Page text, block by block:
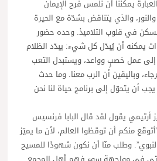
يمكننا أن نلمس فرح الإيمان
والذي يتناقض بشدّة مع الحيرة
في قلوب التلاميذ. وحده حضور
يمكنه أن يُبدّل كل شيء: يبدّد الظلام
إلى عمل خصبٍ وواعد، ويستبدل التعب
وباليقين أن الرب معنا. وما حدث
يجب أن يتحوّل إلى برنامج حياة لنا نحن
أرتيمي يقول لقد قال البابا فرنسيس
منكم أن توقظوا العالم، لأن ما يميّز
وطلب منّا أن نكون شهودًا للمسيح